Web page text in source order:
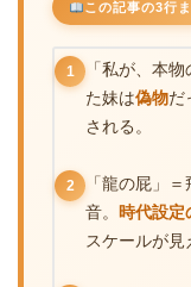
この記事の3行
1
「私が、本
た妹は偽物だ
される。
2
「龍の屁」
音。 時代設定
スケールが見